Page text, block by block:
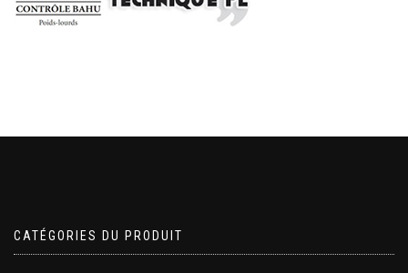
CATÉGORIES DU PRODUIT